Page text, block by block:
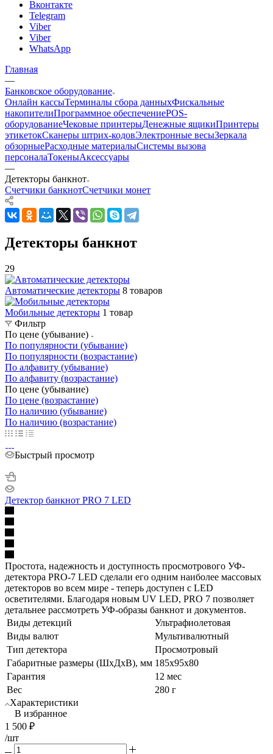
Вконтакте
Telegram
Viber
Viber
WhatsApp
Главная
—
Банковское оборудование
Онлайн кассыТерминалы сбора данныхФискальные
накопителиПрограммное обеспечениеPOS-
оборудованиеЧековые принтерыДенежные ящикиПринтеры
этикетокСканеры штрих-кодовЭлектронные весыЗеркала
обзорныеРасходные материалыСистемы вызова
персоналаТокеныАксессуары
—
Детекторы банкнот
Счетчики банкнотСчетчики монет
Детекторы банкнот
29
Автоматические детекторы 8 товаров
Мобильные детекторы 1 товар
Фильтр
По цене (убывание)
По популярности (убывание)
По популярности (возрастание)
По алфавиту (убывание)
По алфавиту (возрастание)
По цене (убывание)
По цене (возрастание)
По наличию (убывание)
По наличию (возрастание)
Быстрый просмотр
Детектор банкнот PRO 7 LED
Простота, надежность и доступность просмотрового УФ-
детектора PRO-7 LED сделали его одним наиболее массовых
детекторов во всем мире - теперь доступен с LED
осветителями. Благодаря новым UV LED, PRO 7 позволяет
детальнее рассмотреть УФ-образы банкнот и документов.
Виды детекций
Ультрафиолетовая
Виды валют
Мультивалютный
Тип детектора
Просмотровый
Габаритные размеры (ШхДхВ), мм 185x95x80
Гарантия
12 мес
Вес
280 г
Характеристики
В избранное
1 500 ₽
/шт